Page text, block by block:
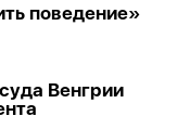
поведение»
Венгрии